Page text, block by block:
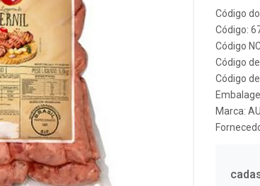
Código
Código:
Código
Código
Código
Marca: